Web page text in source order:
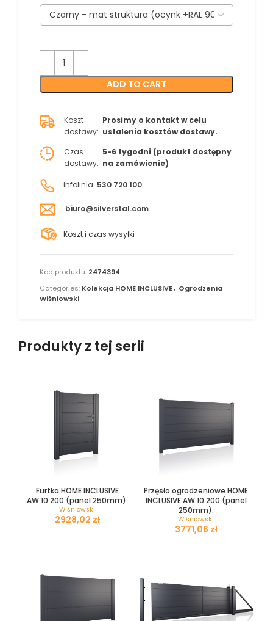
ADD TO CART
Koszt
dostawy:
Prosimy o kontakt w celu
ustalenia kosztów dostawy.
Czas
dostawy:
5-6 tygodni (produkt dostępny
na zamówienie)
Infolinia: 530 720 100
biuro@silverstal.com
Koszt i czas wysyłki
Kod produktu: 2474394
Categories: Kolekcja HOME INCLUSIVE, Ogrodzenia
Wiśniowski
Produkty z tej serii
Furtka HOME INCLUSIVE
AW.10.200 (panel 250mm).
Wiśniowski
zł
Przęsło ogrodzeniowe HOME
INCLUSIVE AW.10.200 (panel
250mm).
Wiśniowski
zł